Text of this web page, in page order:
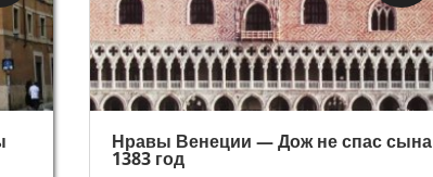
Нравы Венеции — Дож не спас сына
1383 год